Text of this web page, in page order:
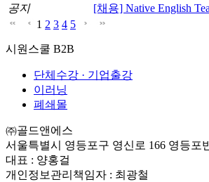
공지
[채용] Native English
1 2 3 4 5
시원스쿨 B2B
단체수강 · 기업출강
이러닝
폐쇄몰
㈜골드앤에스
서울특별시 영등포구 영신로 166 영등포
대표 : 양홍걸
개인정보관리책임자 : 최광철